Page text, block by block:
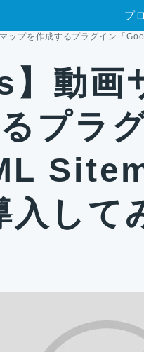
プ
ップを作成するプラグイン「
】動画
プラ
して